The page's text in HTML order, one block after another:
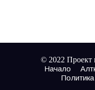
© 2022 Проект
Начало